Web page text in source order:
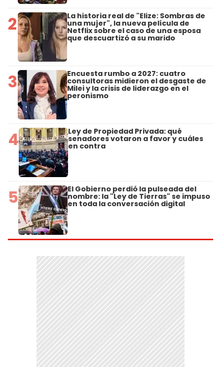
2 La historia real de "Elize: Sombras de
una mujer", la nueva película de
Netflix sobre el caso de una esposa
que descuartizó a su marido
3 Encuesta rumbo a 2027: cuatro
consultoras midieron el desgaste de
Milei y la crisis de liderazgo en el
peronismo
4 Ley de Propiedad Privada: qué
senadores votaron a favor y cuáles
en contra
5 El Gobierno perdió la pulseada del
nombre: la "Ley de Tierras" se impuso
en toda la conversación digital